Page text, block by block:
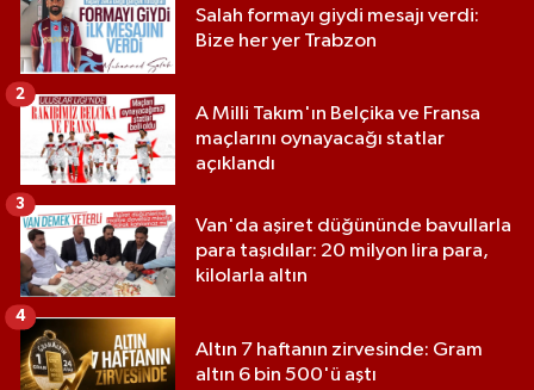
Salah formayı giydi mesajı verdi:
Bize her yer Trabzon
A Milli Takım'ın Belçika ve Fransa
maçlarını oynayacağı statlar
açıklandı
2
Van'da aşiret düğününde bavullarla
para taşıdılar: 20 milyon lira para,
kilolarla altın
3
Altın 7 haftanın zirvesinde: Gram
altın 6 bin 500'ü aştı
4